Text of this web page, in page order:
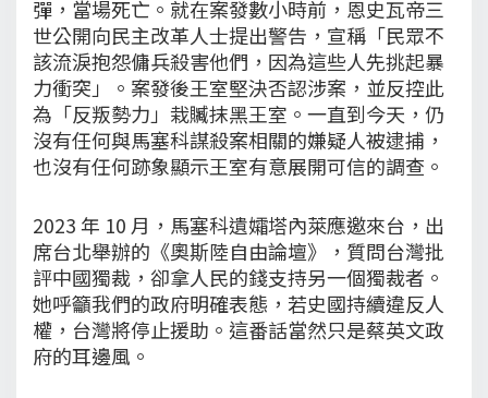
彈，當場死亡。就在案發數小時前，恩史瓦帝三
世公開向民主改革人士提出警告，宣稱「民眾不
該流淚抱怨傭兵殺害他們，因為這些人先挑起暴
力衝突」。案發後王室堅決否認涉案，並反控此
為「反叛勢力」栽贓抹黑王室。一直到今天，仍
沒有任何與馬塞科謀殺案相關的嫌疑人被逮捕，
也沒有任何跡象顯示王室有意展開可信的調查。
2023 年 10 月，馬塞科遺孀塔內萊應邀來台，出
席台北舉辦的《奧斯陸自由論壇》，質問台灣批
評中國獨裁，卻拿人民的錢支持另一個獨裁者。
她呼籲我們的政府明確表態，若史國持續違反人
權，台灣將停止援助。這番話當然只是蔡英文政
府的耳邊風。